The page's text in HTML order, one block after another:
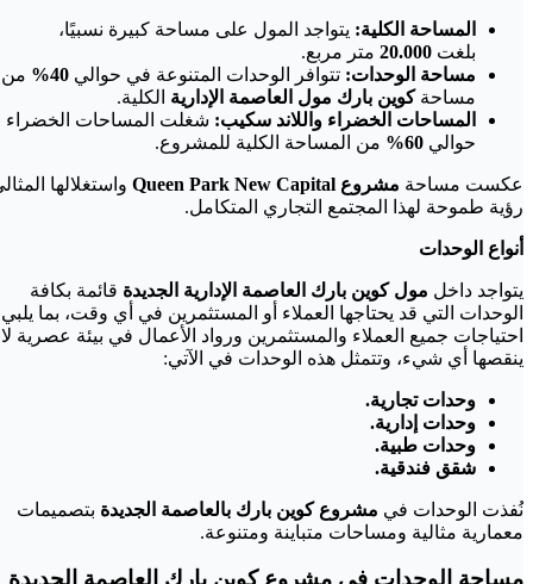
المساحة الكلية:يتواجد المول على مساحة كبيرة نسبيًا،
بلغت20.000 متر مربع.
مساحة الوحدات:تتوافر الوحدات المتنوعة في حوالي 40%
من
مساحةكوين بارك مول العاصمة الإداريةالكلية.
المساحات الخضراء واللاند سكيب:شغلت المساحات الخضراء
حوالي 60% من المساحة الكلية للمشروع.
عكست مساحةمشروع Queen Park New Capital
واستغلالها المثالي
رؤية طموحة لهذا المجتمع التجاري المتكامل.
أنواع الوحدات
يتواجد داخل مول كوين بارك العاصمة الإدارية الجديدةقائمة بكافة
الوحدات التي قد يحتاجها العملاء أو المستثمرين في أي وقت، بما يلبي
احتياجات جميع العملاء والمستثمرين ورواد الأعمال في بيئة عصرية لا
ينقصها أي شيء، وتتمثل هذه الوحدات في الآتي:
وحدات تجارية.
وحدات إدارية.
وحدات طبية.
شقق فندقية.
نُفذت الوحدات في مشروع كوين بارك بالعاصمة الجديدةبتصميمات
معمارية مثالية ومساحات متباينة ومتنوعة.
مساحة الوحدات في مشروع كوين بارك العاصمة الجديدة